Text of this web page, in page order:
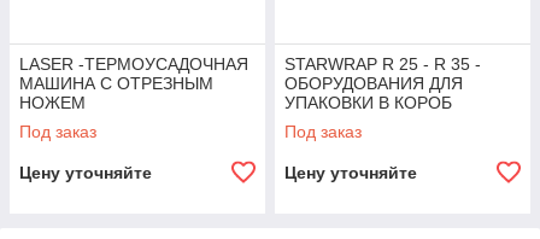
LASER -ТЕРМОУСАДОЧНАЯ
МАШИНА С ОТРЕЗНЫМ
НОЖЕМ
Под заказ
Цену уточняйте
STARWRAP R 25 - R 35 -
ОБОРУДОВАНИЯ ДЛЯ
УПАКОВКИ В КОРОБ
Под заказ
Цену уточняйте